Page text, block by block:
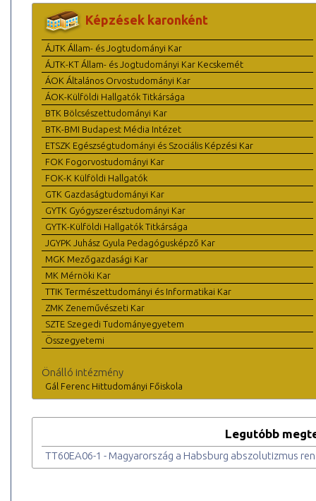
Képzések karonként
ÁJTK Állam- és Jogtudományi Kar
ÁJTK-KT Állam- és Jogtudományi Kar Kecskemét
ÁOK Általános Orvostudományi Kar
ÁOK-Külföldi Hallgatók Titkársága
BTK Bölcsészettudományi Kar
BTK-BMI Budapest Média Intézet
ETSZK Egészségtudományi és Szociális Képzési Kar
FOK Fogorvostudományi Kar
FOK-K Külföldi Hallgatók
GTK Gazdaságtudományi Kar
GYTK Gyógyszerésztudományi Kar
GYTK-Külföldi Hallgatók Titkársága
JGYPK Juhász Gyula Pedagógusképző Kar
MGK Mezőgazdasági Kar
MK Mérnöki Kar
TTIK Természettudományi és Informatikai Kar
ZMK Zeneművészeti Kar
SZTE Szegedi Tudományegyetem
Összegyetemi
Önálló intézmény
Gál Ferenc Hittudományi Főiskola
Legutóbb
TT60EA06-1 - Magyarország a Habsburg abszolutizmus